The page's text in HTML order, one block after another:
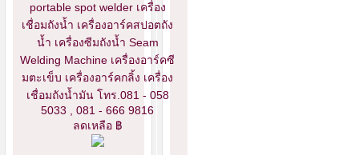
portable spot welder เครื่อง
เชื่อมถังน้ำ เครื่องอาร์คสปอตถัง
น้ำ เครื่องซีมถังน้ำ Seam
Welding Machine เครื่องอาร์คซี
มตะเข็บ เครื่องอาร์คกลิ้ง เครื่อง
เชื่อมถังน้ำมัน โทร.081 - 058
5033 , 081 - 666 9816
ลดเหลือ ฿